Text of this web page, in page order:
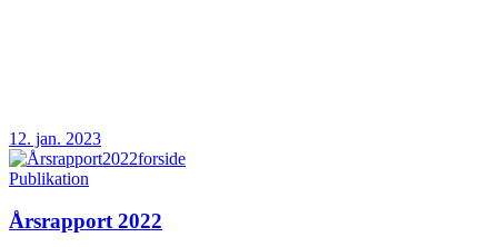
12. jan. 2023
Publikation
Årsrapport 2022